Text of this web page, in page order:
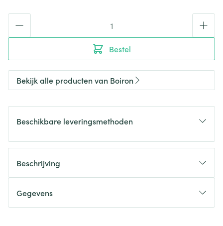
Bestel
Bekijk alle producten van Boiron
Beschikbare leveringsmethoden
Beschrijving
Gegevens